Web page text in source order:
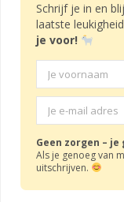
Schrijf je in en
laatste
je voor!
Geen zorgen –
Als je genoeg van
uitschrijven.